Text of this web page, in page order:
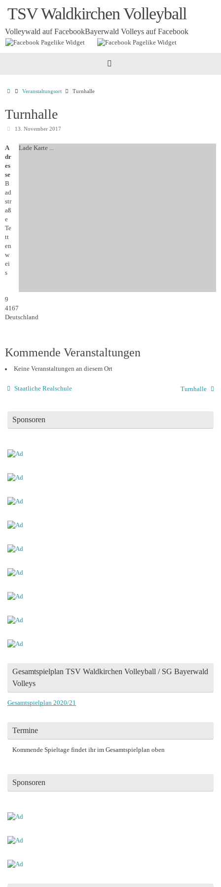
InhaltTSV Waldkirchen Volleyball
Volleywald auf FacebookBayerwald Volleys auf Facebook
Startseite
Veranstaltungsort Turnhalle
Turnhalle
13. November 2017
Lade Karte ...
A
dr
es
se
B
ad
str
aß
e
Te
tt
en
w
ei
s
9
4167
Deutschland
Kommende Veranstaltungen
Keine Veranstaltungen an diesem Ort
Staatliche Realschule Turnhalle
Sponsoren
Gesamtspielplan TSV Waldkirchen Volleyball / SG Bayerwald
Volleys
Gesamtspielplan 2020/21
Termine
Kommende Spieltage findet ihr im Gesamtspielplan oben
Sponsoren